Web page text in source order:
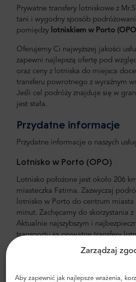
Zarządzaj
Aby zapewnić jak najlepsze wrażenia,
Prywatne transfery lotniskowe z
tani i wygodny sposób
pomiędzy lotniskiem w Porto
Oferujemy Ci najwyższej jakości
zapewni najlepszą ofertę pod
oraz ceny z lotniska do miejsca
transferu powrotnego z wyraźnym
Jeśli cel podróży znajduje się w
jest stała.
Przydatne informacje
Przydatne informacje o naszych
Lotnisko w Porto (OPO)
Lotnisko położone jest około 206
miasteczka Fatima. Zazwyczaj
lotnisko w Porto do centrum miasta
minut. Zachęcamy do skorzystania z
Aktualnie najszybszym i
transportu są prywatne transfery
door-to-door. Nie będziesz tracić
przystanku lub dworca do Twojego